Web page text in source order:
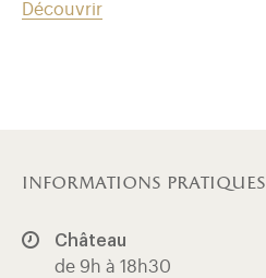
Découvrir
informations pratiques
Château
de 9h à 18h30